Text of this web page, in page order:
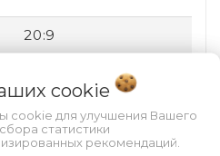
20:9
2024
Есть
cookie
cookie для улучшения Вашего
статистики
рекомендаций.